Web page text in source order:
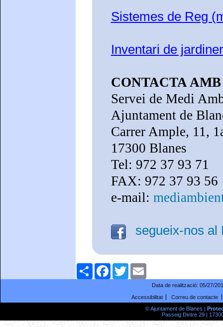
Sistemes de Reg
Inventari de
CONTACTA
Servei de Medi
Ajuntament de
Carrer Ample, 11,
17300 Blanes
Tel: 972 37 93 71
FAX: 972 37 93 56
e-mail:
segueix-nos al
ComparteixFacebookTwitter
Data de realització: 05/27/
Accessibilitat
Correu de contacte
© Ajuntament de Blanes |
Passeig Dintre 29 |